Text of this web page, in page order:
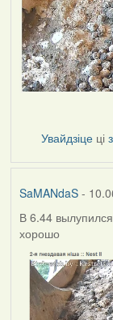
Увайдзіце ці
SaMANdaS-
В 6.44
хорошо